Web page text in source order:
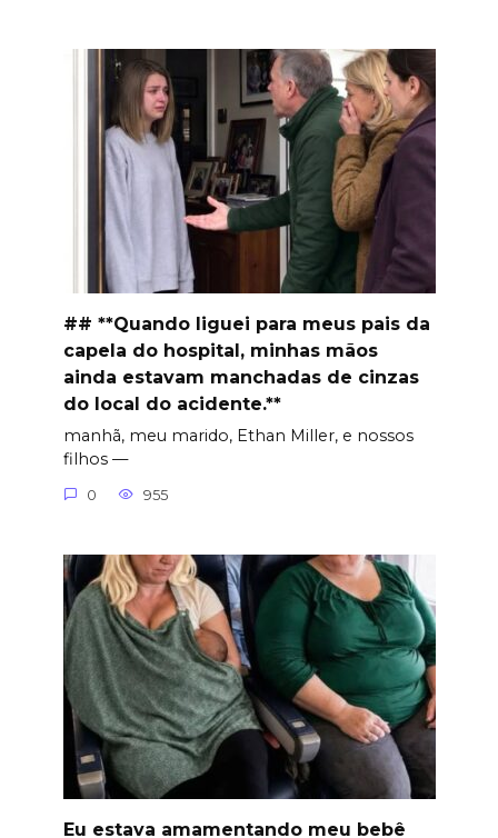
## **Quando liguei para meus pais da
capela do hospital, minhas mãos
ainda estavam manchadas de cinzas
do local do acidente.**
manhã, meu marido, Ethan Miller, e nossos
filhos —
0 955
Eu estava amamentando meu bebê